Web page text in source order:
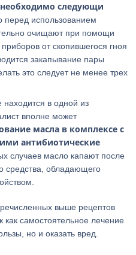
следующи
перед использованием
очищают при помощи
от скопившегося гноя
закапывание пары
это следует не менее трех
находится в одной из
вполне может
масла в комплексе с
антибиотические
случаев масло капают после
средства, обладающего
выше рецептов
как самостоятельное лечение
но и оказать вред.